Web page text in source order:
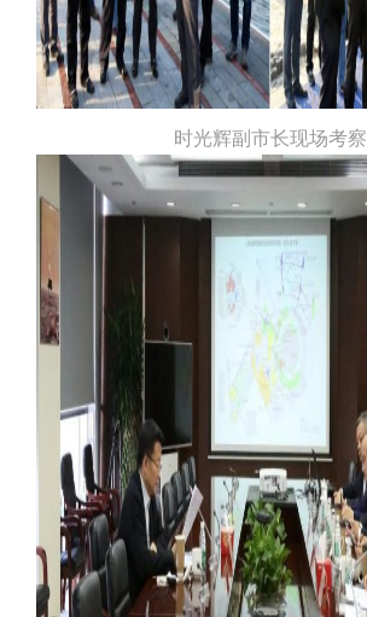
时光辉副市长现场考察